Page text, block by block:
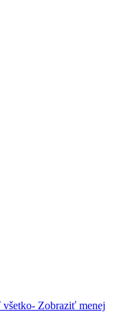
- Zobraziť menej